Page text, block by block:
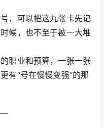
，可以把这九张卡先记
候，也不至于被一大堆
职业和预算，一张一张
有“号在慢慢变强”的那
—